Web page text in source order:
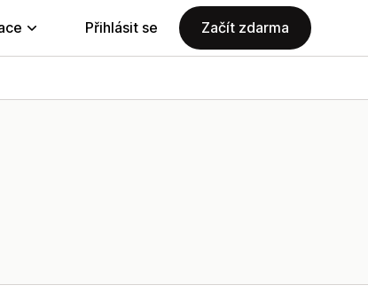
Přihlásit se Začít zdarma